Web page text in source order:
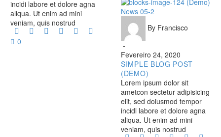
incidi labore et dolore agna
aliqua. Ut enim ad mini
veniam, quis nostrud
0
Simple
Post
(Demo)
News 05-2
By Francisco
-
Fevereiro 24, 2020
SIMPLE BLOG POST
(DEMO)
Lorem ipsum dolor sit
ametcon sectetur adipisicing
elit, sed doiusmod tempor
incidi labore et dolore agna
aliqua. Ut enim ad mini
veniam, quis nostrud